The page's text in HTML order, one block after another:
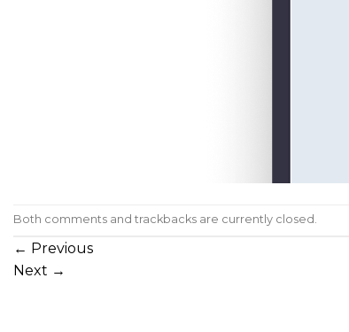
Both comments and trackbacks are currently closed.
← Previous
Next →